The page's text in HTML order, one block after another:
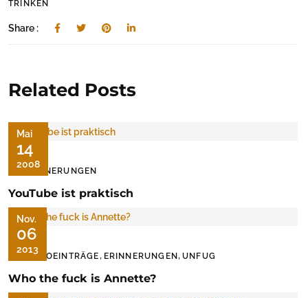
TRINKEN
Share :
Related Posts
Mai
14
2008
ERINNERUNGEN
YouTube ist praktisch
Nov.
06
2013
AUDIOEINTRÄGE, ERINNERUNGEN,UNFUG
Who the fuck is Annette?